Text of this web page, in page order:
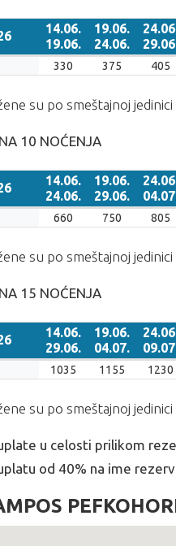
14.06.
19.06.
19.06.
24.06.
14.06.
19.06.
19.06.
24.06.
24.06.
330 375 405
su po smeštajnoj
10 NOĆENJA
14.06.
24.06.
19.06.
29.06.
14.06.
24.06.
19.06.
29.06.
24.06.
660 750 805
su po smeštajnoj
15 NOĆENJA
14.06.
29.06.
19.06.
04.07.
14.06.
29.06.
19.06.
04.07.
24.06.
1035 1155 1230
su po smeštajnoj
u celosti prilikom
od 40% na ime